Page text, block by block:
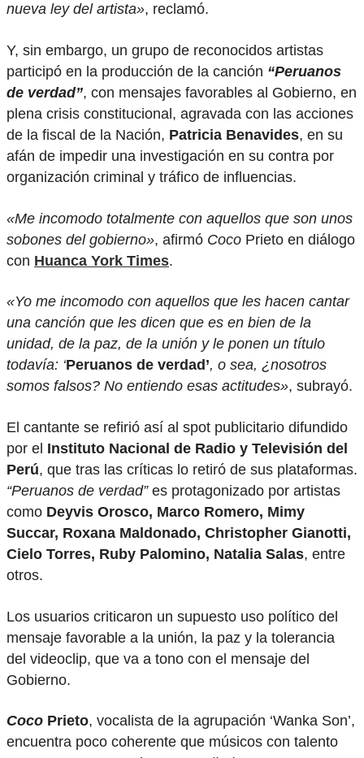
nueva ley del artista», reclamó.
Y, sin embargo, un grupo de reconocidos artistas
participó en la producción de la canción “Peruanos
de verdad”, con mensajes favorables al Gobierno, en
plena crisis constitucional, agravada con las acciones
de la fiscal de la Nación, Patricia Benavides, en su
afán de impedir una investigación en su contra por
organización criminal y tráfico de influencias.
«Me incomodo totalmente con aquellos que son unos
sobones del gobierno», afirmó Coco Prieto en diálogo
con Huanca York Times.
«Yo me incomodo con aquellos que les hacen cantar
una canción que les dicen que es en bien de la
unidad, de la paz, de la unión y le ponen un título
todavía: ‘Peruanos de verdad’, o sea, ¿nosotros
somos falsos? No entiendo esas actitudes», subrayó.
El cantante se refirió así al spot publicitario difundido
por el Instituto Nacional de Radio y Televisión del
Perú, que tras las críticas lo retiró de sus plataformas.
“Peruanos de verdad” es protagonizado por artistas
como Deyvis Orosco, Marco Romero, Mimy
Succar, Roxana Maldonado, Christopher Gianotti,
Cielo Torres, Ruby Palomino, Natalia Salas, entre
otros.
Los usuarios criticaron un supuesto uso político del
mensaje favorable a la unión, la paz y la tolerancia
del videoclip, que va a tono con el mensaje del
Gobierno.
Coco Prieto, vocalista de la agrupación ‘Wanka Son’,
encuentra poco coherente que músicos con talento